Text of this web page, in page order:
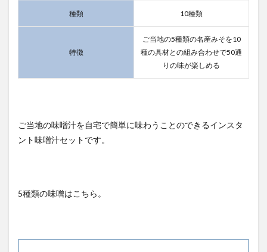
種類 10種類
特徴
ご当地の5種類の名産みそを10
種の具材との組み合わせで50通
りの味が楽しめる
ご当地の味噌汁を自宅で簡単に味わうことのできるインスタ
ント味噌汁セットです。
5種類の味噌はこちら。